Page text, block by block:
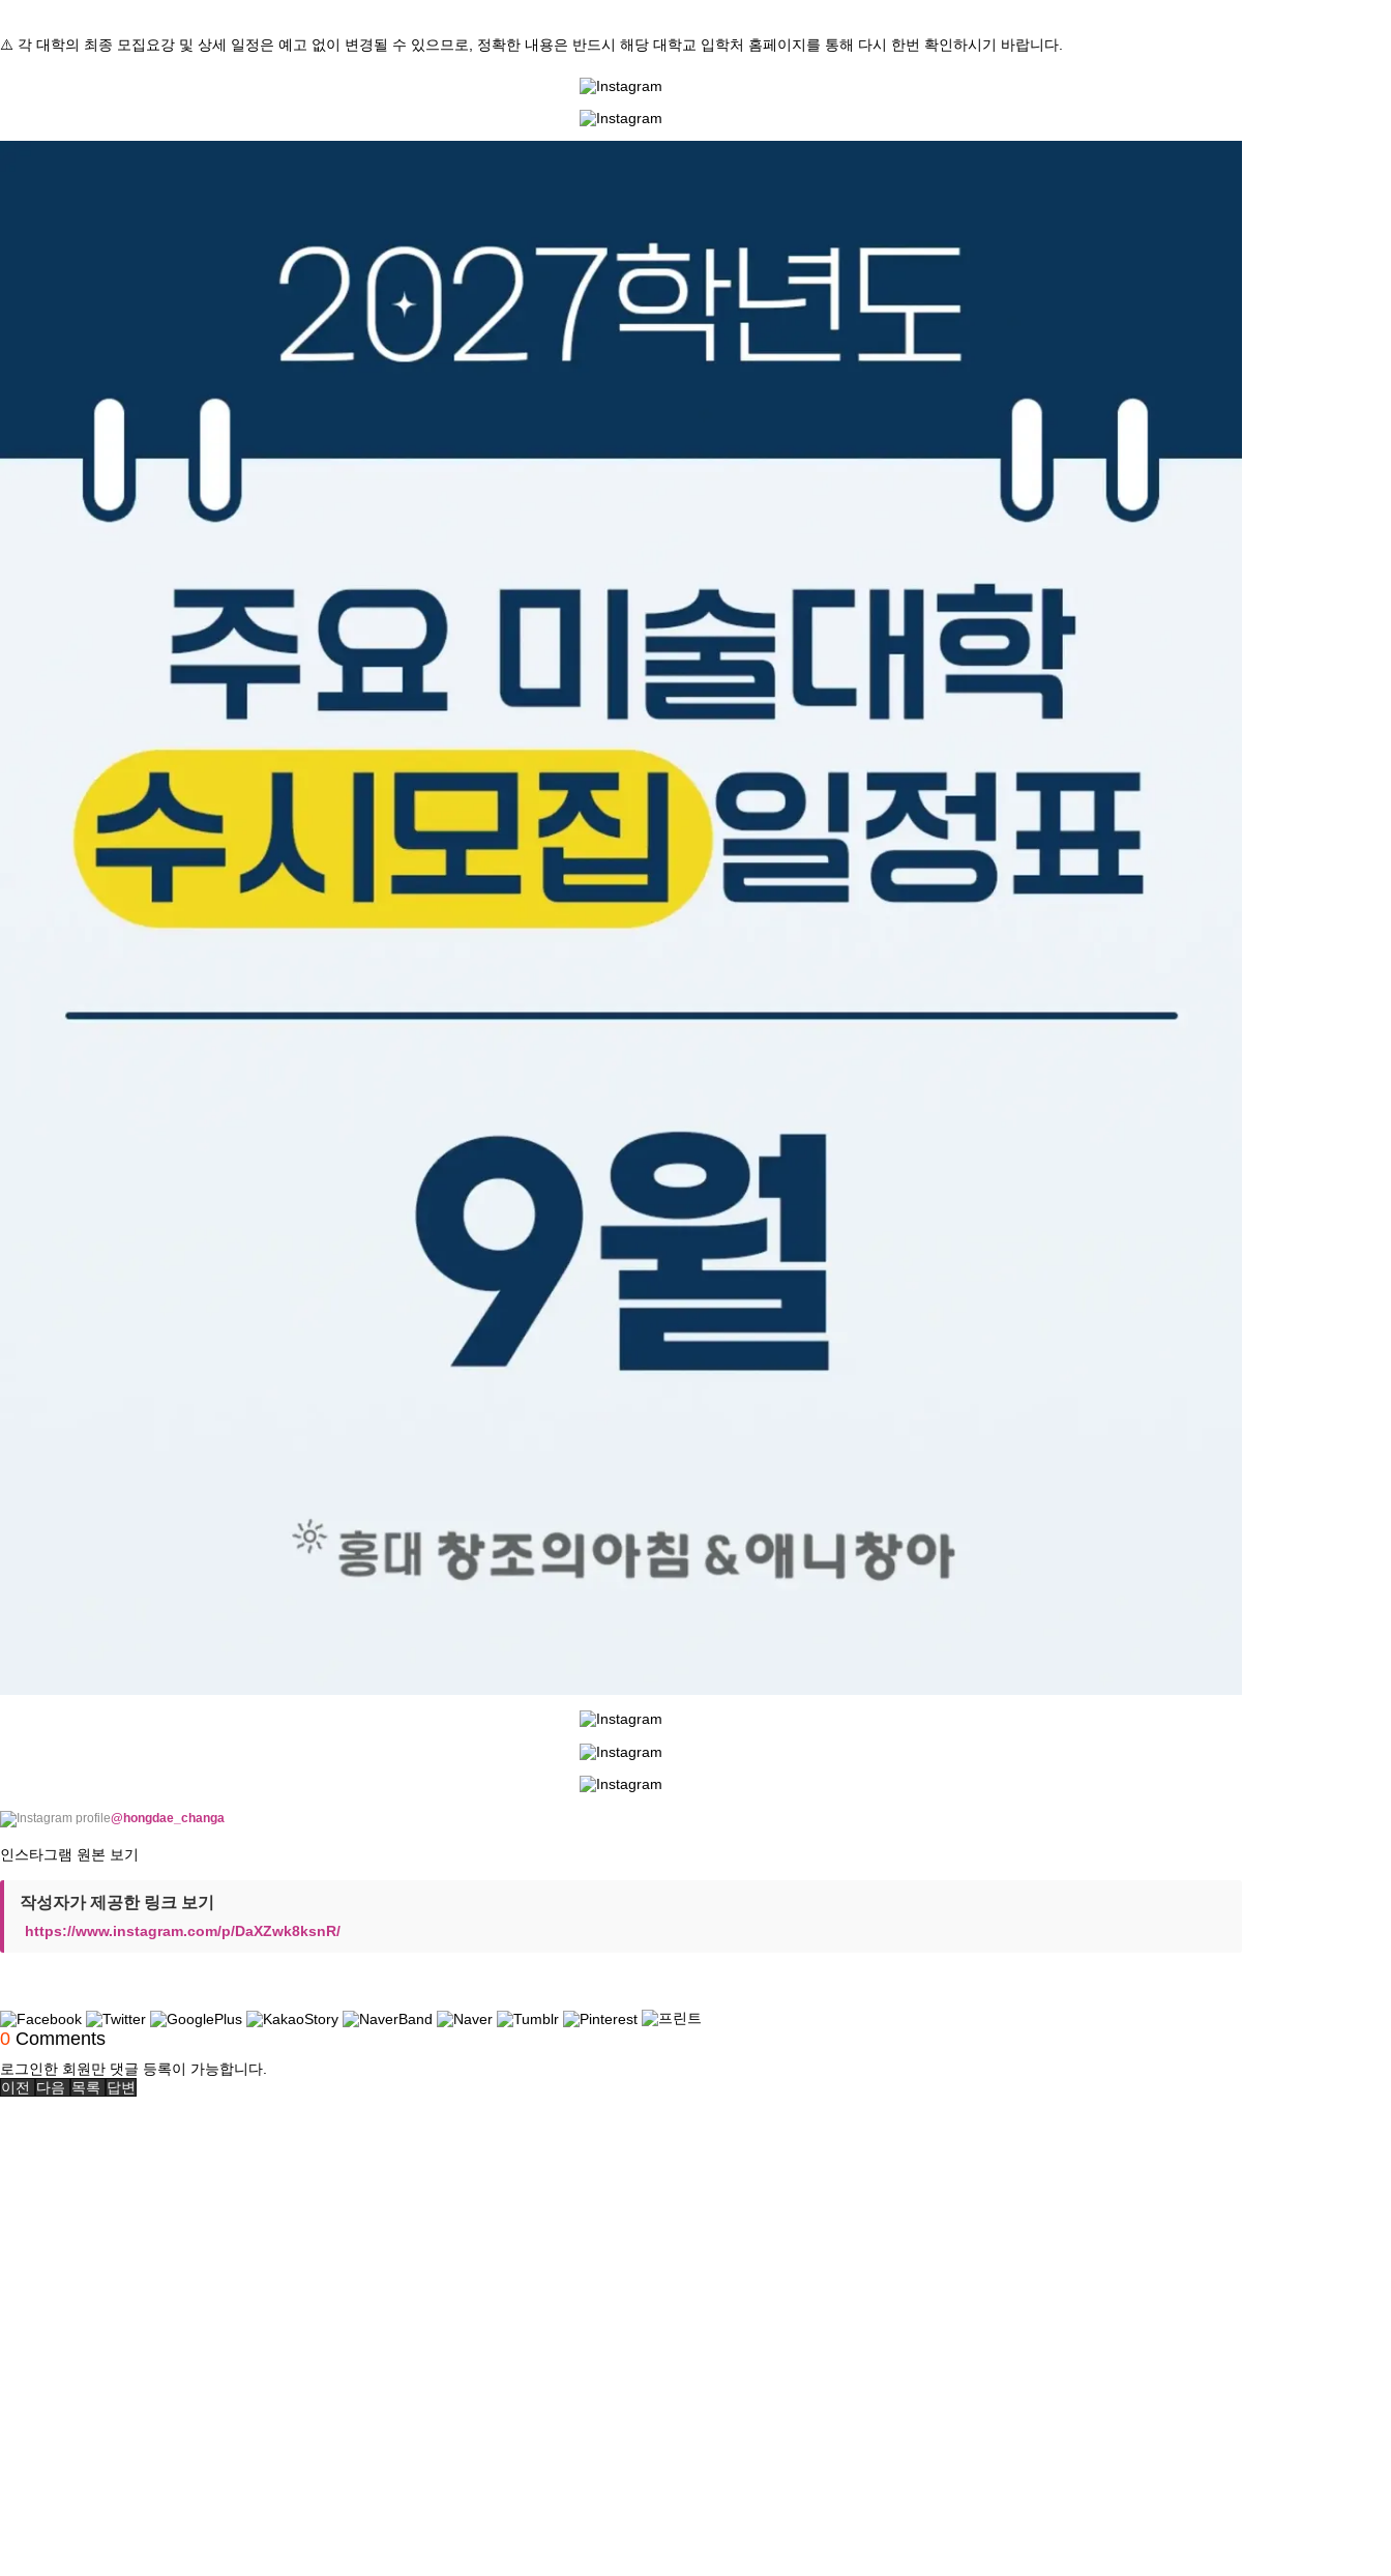
⚠️ 각 대학의 최종 모집요강 및 상세 일정은 예고 없이 변경될 수 있으므로, 정확한 내용은 반드시 해당 대학교 입학처 홈페이지를 통해 다시 한번 확인하시기 바랍니다.
@hongdae_changa
인스타그램 원본 보기
작성자가 제공한 링크 보기
https://www.instagram.com/p/DaXZwk8ksnR/
0 Comments
로그인한 회원만 댓글 등록이 가능합니다.
이전 다음 목록 답변